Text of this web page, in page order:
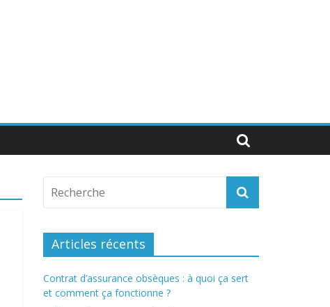
Articles récents
Contrat d’assurance obsèques : à quoi ça sert
et comment ça fonctionne ?